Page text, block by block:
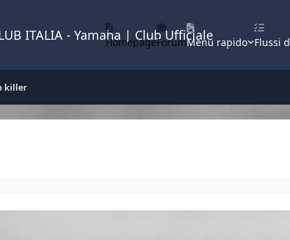
ITALIA - Yamaha | Club Ufficiale
HomepageForumMenu rapido Flussi
killer